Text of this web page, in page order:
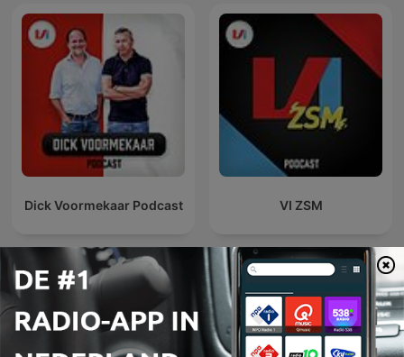
Dick Voormekaar Podcast VI ZSM